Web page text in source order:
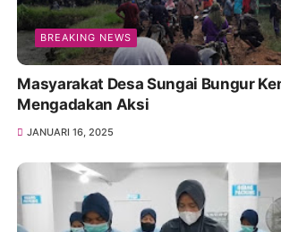
BREAKING NEWS
Masyarakat Desa Sungai Bungur
Mengadakan Aksi
JANUARI 16, 2025